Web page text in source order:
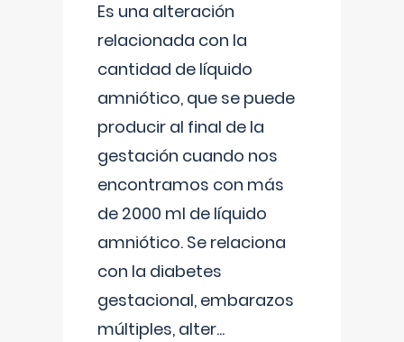
Es una alteración
relacionada con la
cantidad de líquido
amniótico, que se puede
producir al final de la
gestación cuando nos
encontramos con más
de 2000 ml de líquido
amniótico. Se relaciona
con la diabetes
gestacional, embarazos
múltiples, alter...